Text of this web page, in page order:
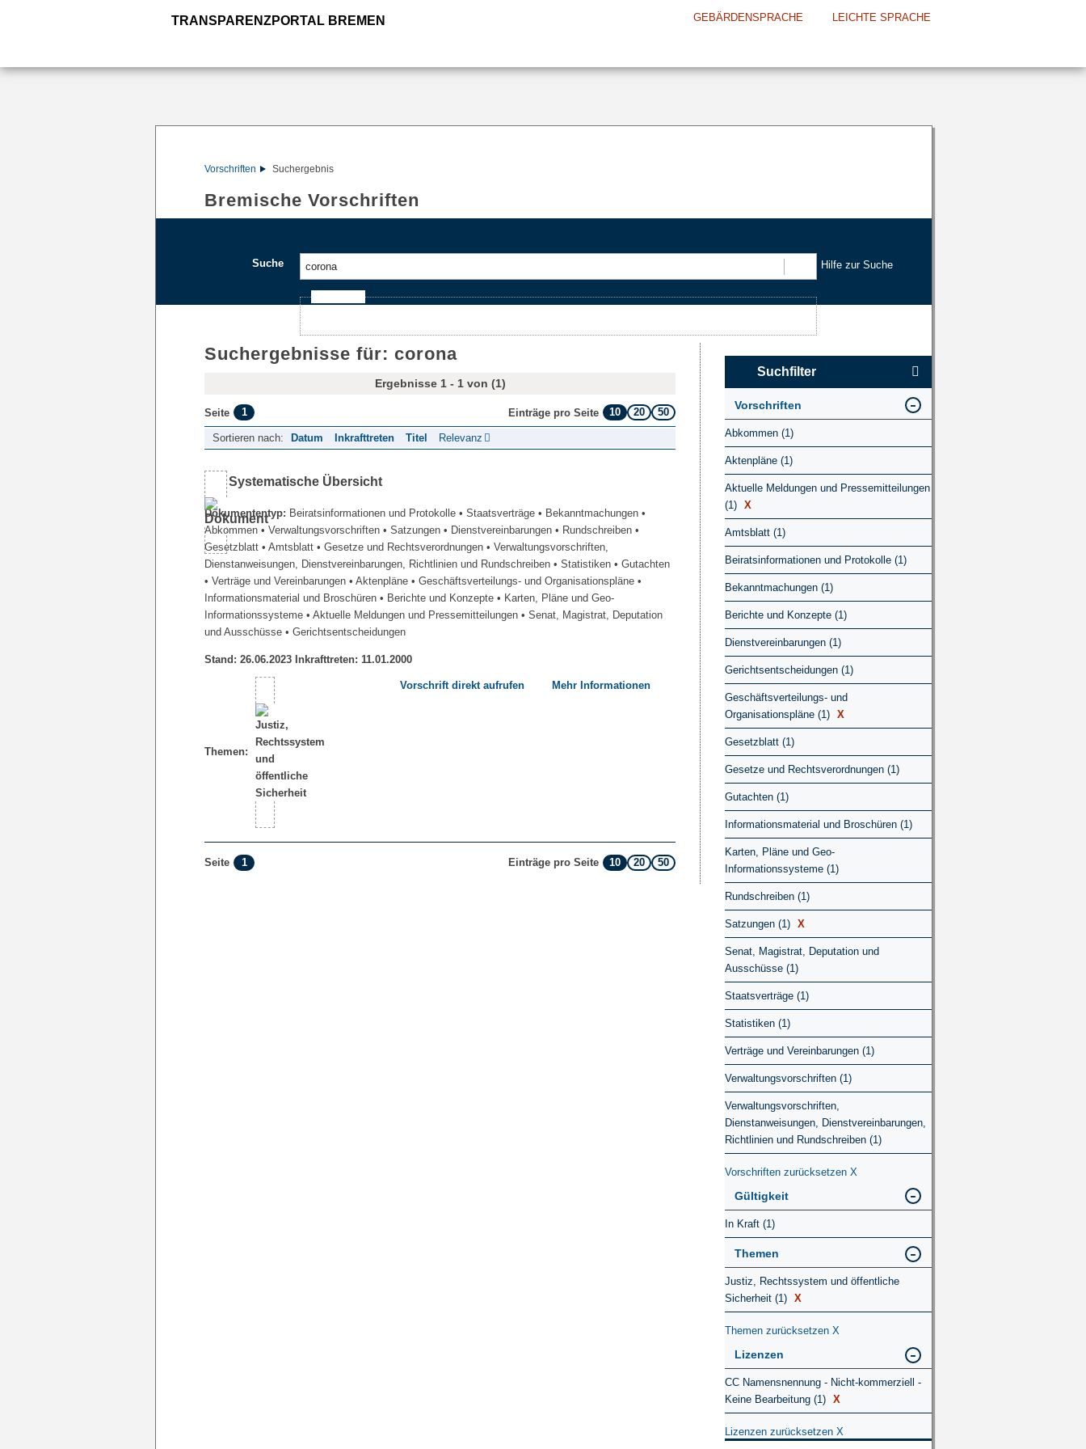
TRANSPARENZPORTAL BREMEN GEBÄRDENSPRACHE LEICHTE SPRACHE
Vorschriften Suchergebnis
Bremische Vorschriften
Suche Hilfe zur Suche
Suchergebnisse für: corona
Ergebnisse 1 - 1 von (1)
Seite 1 Einträge pro Seite 10 20 50
Sortieren nach: Datum Inkrafttreten Titel Relevanz
Systematische Übersicht
Dokumententyp: Beiratsinformationen und Protokolle • Staatsverträge • Bekanntmachungen •
Abkommen • Verwaltungsvorschriften • Satzungen • Dienstvereinbarungen • Rundschreiben •
Gesetzblatt • Amtsblatt • Gesetze und Rechtsverordnungen • Verwaltungsvorschriften,
Dienstanweisungen, Dienstvereinbarungen, Richtlinien und Rundschreiben • Statistiken • Gutachten
• Verträge und Vereinbarungen • Aktenpläne • Geschäftsverteilungs- und Organisationspläne •
Informationsmaterial und Broschüren • Berichte und Konzepte • Karten, Pläne und Geo-
Informationssysteme • Aktuelle Meldungen und Pressemitteilungen • Senat, Magistrat, Deputation
und Ausschüsse • Gerichtsentscheidungen
Stand: 26.06.2023 Inkrafttreten: 11.01.2000
Themen:
Vorschrift direkt aufrufen Mehr Informationen
Seite 1 Einträge pro Seite 10 20 50
Suchfilter
Vorschriften
Abkommen (1)
Aktenpläne (1)
Aktuelle Meldungen und Pressemitteilungen
(1) X
Amtsblatt (1)
Beiratsinformationen und Protokolle (1)
Bekanntmachungen (1)
Berichte und Konzepte (1)
Dienstvereinbarungen (1)
Gerichtsentscheidungen (1)
Geschäftsverteilungs- und
Organisationspläne (1) X
Gesetzblatt (1)
Gesetze und Rechtsverordnungen (1)
Gutachten (1)
Informationsmaterial und Broschüren (1)
Karten, Pläne und Geo-
Informationssysteme (1)
Rundschreiben (1)
Satzungen (1) X
Senat, Magistrat, Deputation und
Ausschüsse (1)
Staatsverträge (1)
Statistiken (1)
Verträge und Vereinbarungen (1)
Verwaltungsvorschriften (1)
Verwaltungsvorschriften,
Dienstanweisungen, Dienstvereinbarungen,
Richtlinien und Rundschreiben (1)
Vorschriften zurücksetzen X
Gültigkeit
In Kraft (1)
Themen
Justiz, Rechtssystem und öffentliche
Sicherheit (1) X
Themen zurücksetzen X
Lizenzen
CC Namensnennung - Nicht-kommerziell -
Keine Bearbeitung (1) X
Lizenzen zurücksetzen X